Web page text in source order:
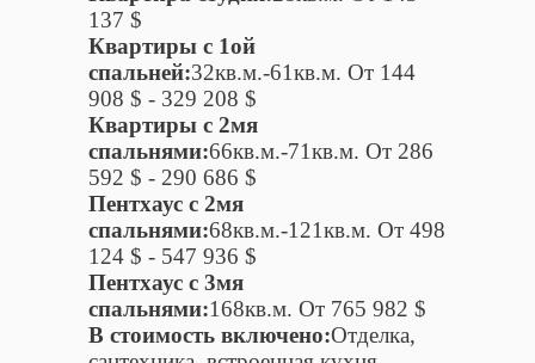
137 $
Квартиры c 1ой
спальней:32кв.м.-61кв.м. От 144
908 $ - 329 208 $
Квартиры c 2мя
спальнями:66кв.м.-71кв.м. От 286
592 $ - 290 686 $
Пентхаус c 2мя
спальнями:68кв.м.-121кв.м. От 498
124 $ - 547 936 $
Пентхаус c 3мя
спальнями:168кв.м. От 765 982 $
В стоимость включено:Отделка,